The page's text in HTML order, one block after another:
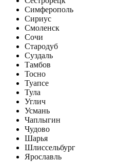
Симферополь
Сириус
Смоленск
Сочи
Стародуб
Суздаль
Тамбов
Тосно
Туапсе
Тула
Углич
Усмань
Чаплыгин
Чудово
Шарья
Шлиссельбург
Ярославль